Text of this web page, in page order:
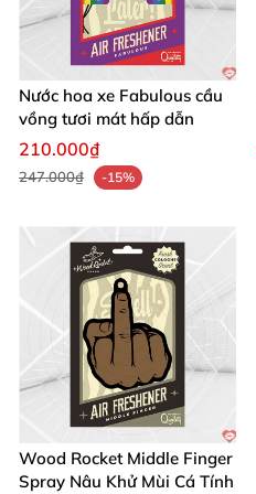
Nước hoa xe Fabulous cầu
vồng tươi mát hấp dẫn
210.000₫
247.000₫ -15%
Wood Rocket Middle Finger
Spray Nâu Khử Mùi Cá Tính